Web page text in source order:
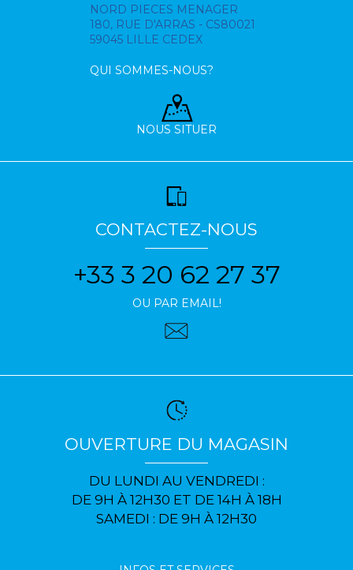
NORD PIECES MENAGER
180, RUE D'ARRAS - CS80021
59045 LILLE CEDEX
QUI SOMMES-NOUS?
NOUS SITUER
CONTACTEZ-NOUS
+33 3 20 62 27 37
OU PAR EMAIL!
OUVERTURE DU MAGASIN
DU LUNDI AU VENDREDI :
DE 9H À 12H30 ET DE 14H À 18H
SAMEDI : DE 9H À 12H30